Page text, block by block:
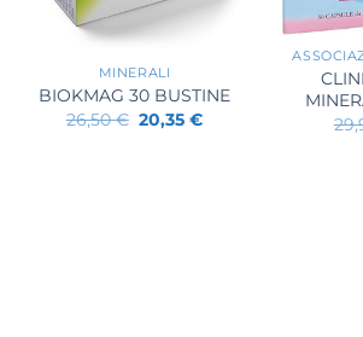
MINERALI
BIOKMAG 30 BUSTINE
26,50€ Il
prezzo
20,35€Il